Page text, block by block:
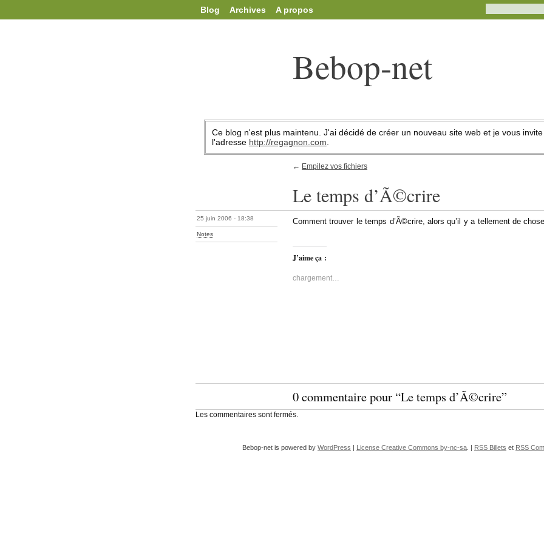
Blog Archives A propos
Bebop-net
Ce blog n'est plus maintenu. J'ai décidé de créer un nouveau site web et je vous
l'adresse http://regagnon.com
← Empilez vos fichiers
Le temps d’Ã©crire
25 juin 2006 - 18:38
Notes
Comment trouver le temps d’Ã©crire, alors qu’il y a tellement de
J’aime ça :
chargement…
0 commentaire pour “Le temps d’Ã©crire”
Les commentaires sont fermés.
Bebop-net is powered by WordPress | License Creative Commons by-nc-sa . | RSS Billets et RSS